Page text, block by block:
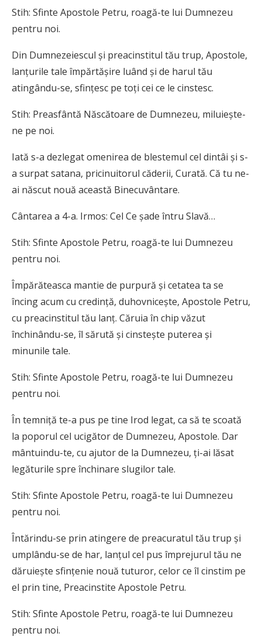
Stih: Sfinte Apostole Petru, roagă-te lui Dumnezeu
pentru noi.
Din Dumnezeiescul şi prea­cinstitul tău trup, Apostole,
lanţurile tale împărtăşire luând şi de harul tău
atingându-se, sfinţesc pe toţi cei ce le cinstesc.
Stih: Preasfântă Născătoare de Dumnezeu, miluieşte-
ne pe noi.
Iată s-a dezlegat omenirea de blestemul cel dintâi şi s-
a surpat satana, pricinuitorul căderii, Curată. Că tu ne-
ai născut nouă această Binecuvântare.
Cântarea a 4-a. Irmos: Cel Ce şade întru Slavă…
Stih: Sfinte Apostole Petru, roagă-te lui Dumnezeu
pentru noi.
Împărăteasca mantie de purpură şi cetatea ta se
încing acum cu credinţă, duhovniceşte, Apostole Petru,
cu preacinstitul tău lanţ. Căruia în chip văzut
închinându-se, îl sărută şi cinsteşte puterea şi
minunile tale.
Stih: Sfinte Apostole Petru, roagă-te lui Dumnezeu
pentru noi.
În temniţă te-a pus pe tine Irod legat, ca să te scoată
la poporul cel ucigător de Dumnezeu, Apostole. Dar
mântuindu-te, cu ajutor de la Dumnezeu, ţi-ai lăsat
legăturile spre închinare slugilor tale.
Stih: Sfinte Apostole Petru, roagă-te lui Dumnezeu
pentru noi.
Întărindu-se prin atingere de preacuratul tău trup şi
umplându-se de har, lanţul cel pus împrejurul tău ne
dăruieşte sfinţenie nouă tuturor, celor ce îl cinstim pe
el prin tine, Preacinstite Apostole Petru.
Stih: Sfinte Apostole Petru, roagă-te lui Dumnezeu
pentru noi.